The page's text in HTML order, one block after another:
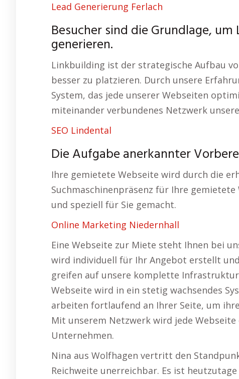
Lead Generierung Ferlach
Besucher sind die Grundlage,
generieren.
Linkbuilding ist der strategische Aufbau
besser zu platzieren. Durch unsere
System, das jede unserer Webseiten
miteinander verbundenes Netzwerk
SEO Lindental
Die Aufgabe anerkannter
Ihre gemietete Webseite wird durch die
Suchmaschinenpräsenz für Ihre
und speziell für Sie gemacht.
Online Marketing Niedernhall
Eine Webseite zur Miete steht Ihnen bei
wird individuell für Ihr Angebot erstellt
greifen auf unsere komplette
Webseite wird in ein stetig wachsendes
arbeiten fortlaufend an Ihrer Seite, um
Mit unserem Netzwerk wird jede
Unternehmen.
Nina aus Wolfhagen vertritt den
Reichweite unerreichbar. Es ist